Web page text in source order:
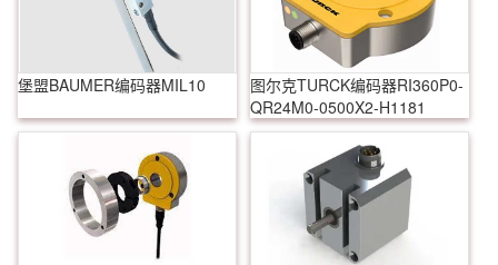
堡盟BAUMER编码器MIL10
图尔克TURCK编码器RI360P0-
QR24M0-0500X2-H1181